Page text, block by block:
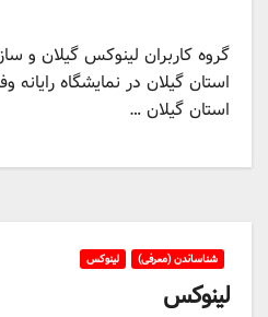
گروه کاربران لینوکس گیلان و
استان گیلان …
شناساندن (معرفی) لینوکس
لینوکس